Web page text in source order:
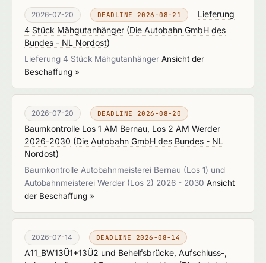
2026-07-20 DEADLINE 2026-08-21
Lieferung
4 Stück Mähgutanhänger (Die Autobahn GmbH des
Bundes - NL Nordost)
Lieferung 4 Stück Mähgutanhänger Ansicht der
Beschaffung »
2026-07-20 DEADLINE 2026-08-20
Baumkontrolle Los 1 AM Bernau, Los 2 AM Werder
2026-2030 (Die Autobahn GmbH des Bundes - NL
Nordost)
Baumkontrolle Autobahnmeisterei Bernau (Los 1) und
Autobahnmeisterei Werder (Los 2) 2026 - 2030 Ansicht
der Beschaffung »
2026-07-14 DEADLINE 2026-08-14
A11_BW13Ü1+13Ü2 und Behelfsbrücke, Aufschluss-,